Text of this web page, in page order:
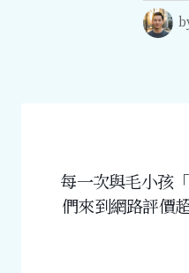
每一次與毛小孩
們來到網路評價